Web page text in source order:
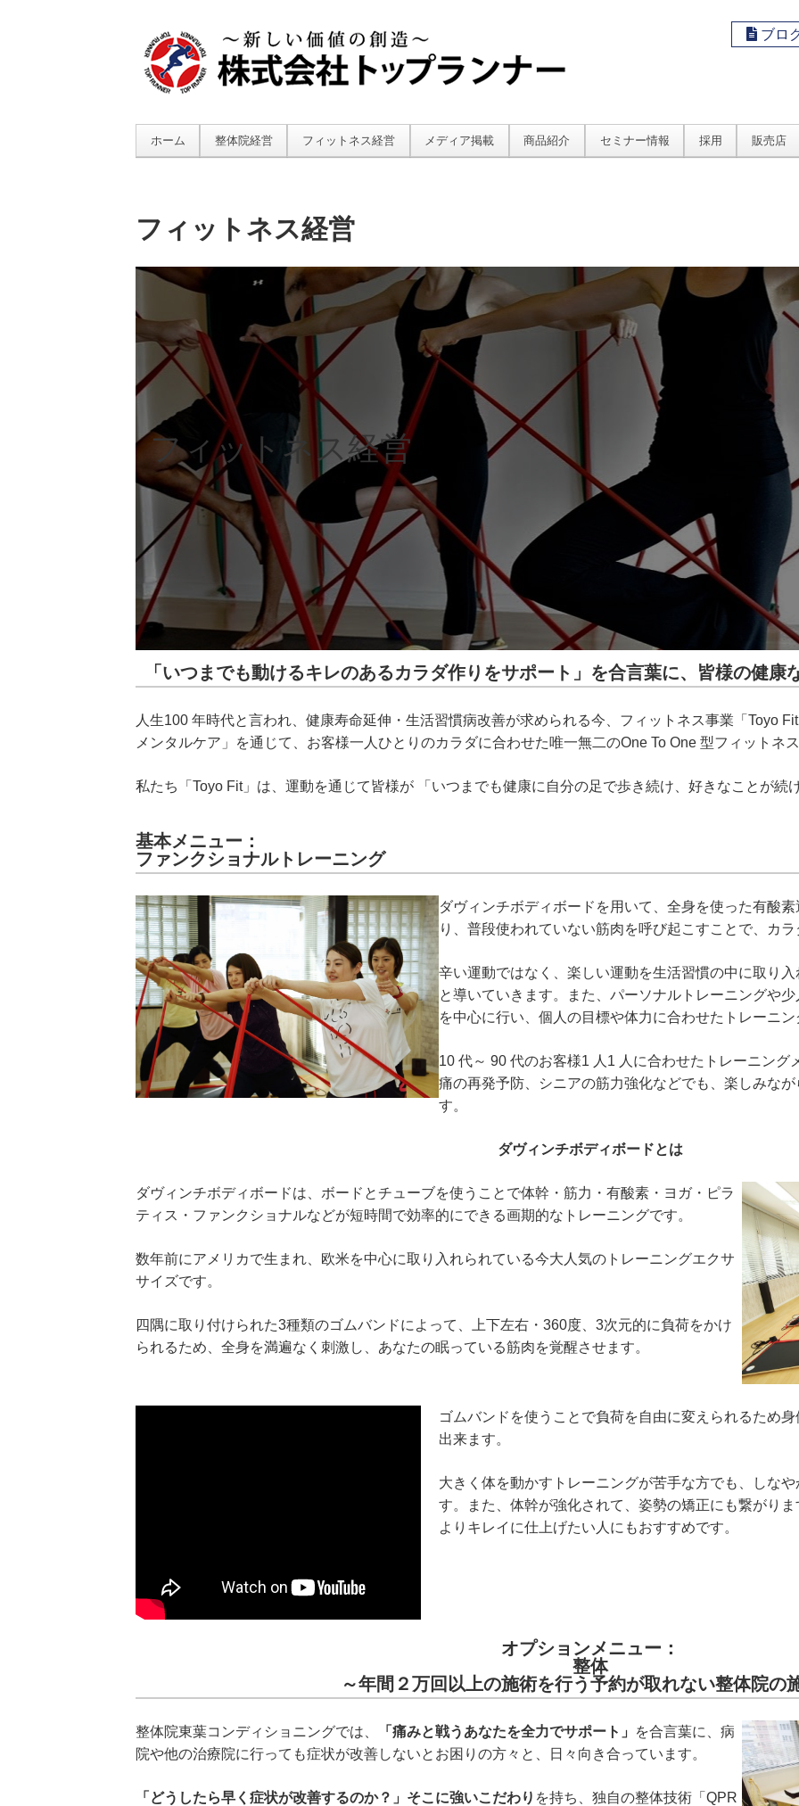
ブロ
ホーム 整体院経営 フィットネス経営 メディア掲載 商品紹介 セミナー情報 採用 販売店
フィットネス経営
フィットネス経営
「いつまでも動けるキレのあるカラダ作りをサポート」を合言葉に、皆様の健康
人生100 年時代と言われ、健康寿命延伸・生活習慣病改善が求められる今、フィットネス事業「Toyo
メンタルケア」を通じて、お客様一人ひとりのカラダに合わせた唯一無二のOne To One 型フィットネ
私たち「Toyo Fit」は、運動を通じて皆様が 「いつまでも健康に自分の足で歩き続け、好きなことが続
基本メニュー：
ファンクショナルトレーニング
ダヴィンチボディボードを用いて、全身を使った有酸
り、普段使われていない筋肉を呼び起こすことで、カ
辛い運動ではなく、楽しい運動を生活習慣の中に取り
と導いていきます。また、パーソナルトレーニングや
を中心に行い、個人の目標や体力に合わせたトレーニ
10 代～ 90 代のお客様1 人1 人に合わせたトレーニン
痛の再発予防、シニアの筋力強化などでも、楽しみな
す。
ダヴィンチボディボードとは
ダヴィンチボディボードは、ボードとチューブを使うことで体幹・筋力・有酸素・ヨガ・ピラ
ティス・ファンクショナルなどが短時間で効率的にできる画期的なトレーニングです。
数年前にアメリカで生まれ、欧米を中心に取り入れられている今大人気のトレーニングエクサ
サイズです。
四隅に取り付けられた3種類のゴムバンドによって、上下左右・360度、3次元的に負荷をかけ
られるため、全身を満遍なく刺激し、あなたの眠っている筋肉を覚醒させます。
ゴムバンドを使うことで負荷を自由に変えられるため
出来ます。
大きく体を動かすトレーニングが苦手な方でも、しな
す。また、体幹が強化されて、姿勢の矯正にも繋がり
よりキレイに仕上げたい人にもおすすめです。
オプションメニュー：
整体
～年間２万回以上の施術を行う予約が取れない整体院の
整体院東葉コンディショニングでは、 「痛みと戦うあなたを全力でサポート」
を合言葉に、病
院や他の治療院に行っても症状が改善しないとお困りの方々と、日々向き合っています。
「どうしたら早く症状が改善するのか？」そこに強いこだわり を持ち、独自の整体技術「QPR